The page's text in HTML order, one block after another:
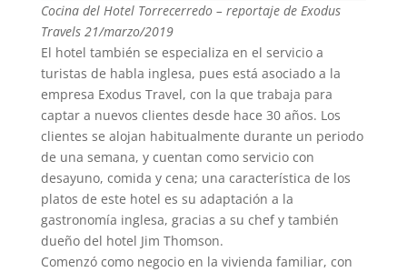
Cocina del Hotel Torrecerredo – reportaje de Exodus
Travels 21/marzo/2019
El hotel también se especializa en el servicio a
turistas de habla inglesa, pues está asociado a la
empresa Exodus Travel, con la que trabaja para
captar a nuevos clientes desde hace 30 años. Los
clientes se alojan habitualmente durante un periodo
de una semana, y cuentan como servicio con
desayuno, comida y cena; una característica de los
platos de este hotel es su adaptación a la
gastronomía inglesa, gracias a su chef y también
dueño del hotel Jim Thomson.
Comenzó como negocio en la vivienda familiar, con